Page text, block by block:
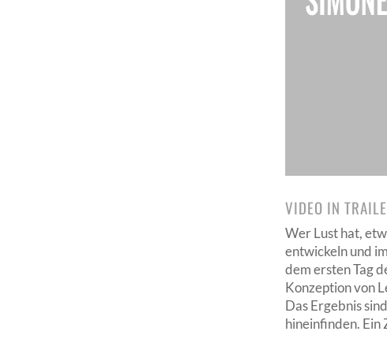
VIDEO IN
Wer Lust hat,
entwickeln und
dem ersten Tag
Konzeption von
Das Ergebnis
hineinfinden. Ein